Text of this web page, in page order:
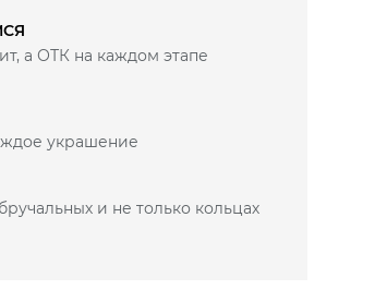
а ОТК на каждом этапе
украшение
и не только кольцах